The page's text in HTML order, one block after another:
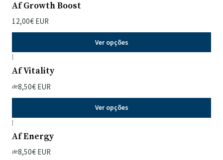
Af Growth Boost
12,00€ EUR
Ver opções
|
Af Vitality
de8,50€ EUR
Ver opções
|
Af Energy
de8,50€ EUR